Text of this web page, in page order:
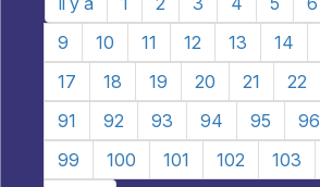
9
10 11 12 13 14
17
18 19 20 21 22
91
92 93 94 95 96
99
100 101 102 103